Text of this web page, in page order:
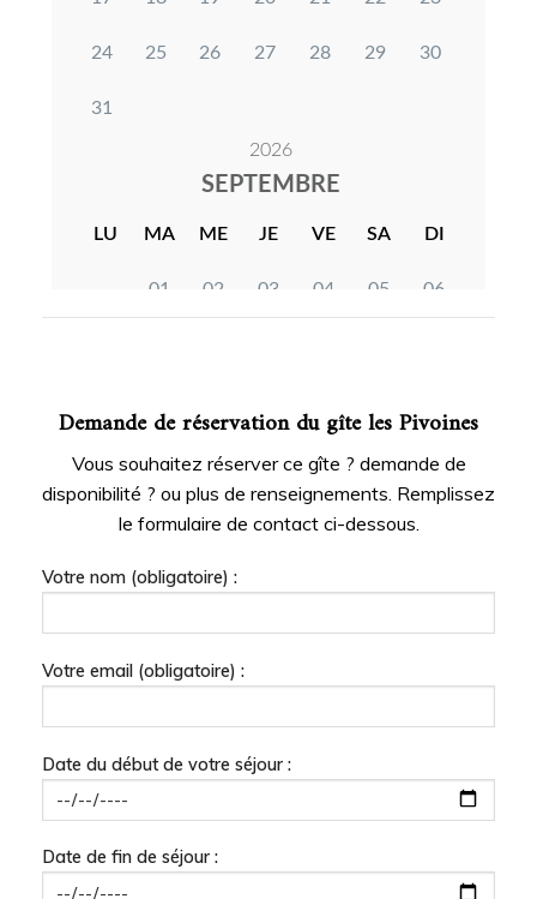
Demande de réservation du gîte les Pivoines
Vous souhaitez réserver ce gîte ? demande de
disponibilité ? ou plus de renseignements. Remplissez
le formulaire de contact ci-dessous.
Votre nom (obligatoire) :
Votre email (obligatoire) :
Date du début de votre séjour :
Date de fin de séjour :